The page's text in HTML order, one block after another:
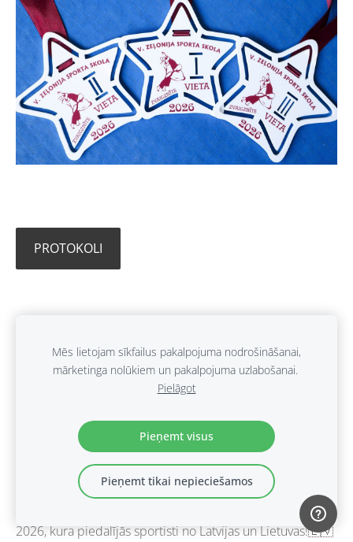
PROTOKOLI
Mūsu karatisti izcīna
medaļas TIGER CUP
2026
7. maijs 2026,Nav komentāru
Iepriekšējā nedēļas nogalē Šauļos norisinājās TIGER CUP
2026, kura piedalījās sportisti no Latvijas un Lietuvas!🇱🇻
Mēs lietojam sīkfailus pakalpojuma nodrošināšanai,
mārketinga nolūkiem un pakalpojuma uzlabošanai.
Pielāgot
Pieņemt visus
Pieņemt tikai nepieciešamos